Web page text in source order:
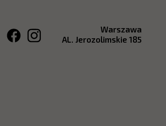
Warszawa
AL. Jerozolimskie 185